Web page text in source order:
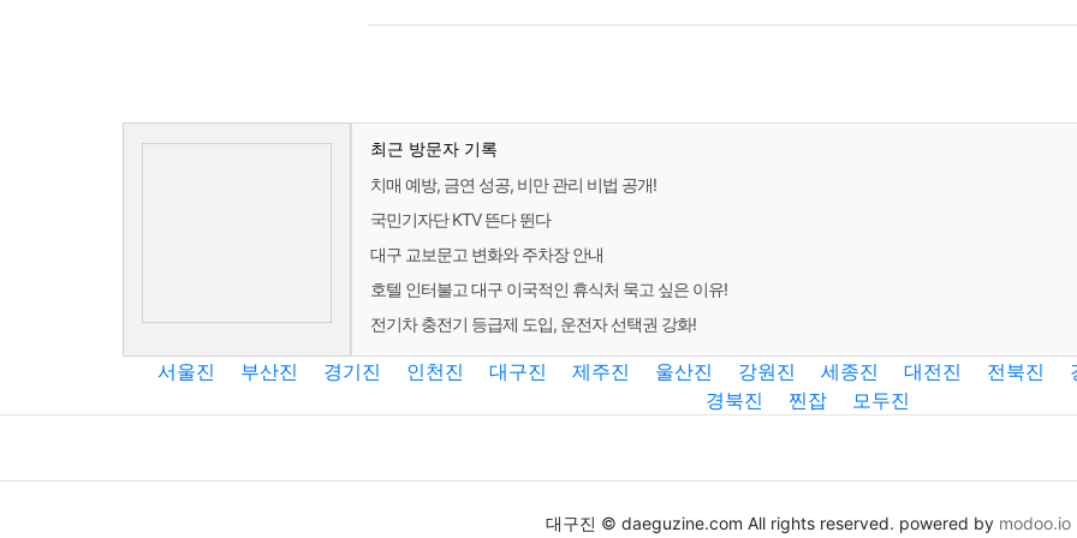
최근 방문자 기록
치매 예방, 금연 성공, 비만 관리 비법 공개!
국민기자단 KTV 뜬다 뛴다
대구 교보문고 변화와 주차장 안내
호텔 인터불고 대구 이국적인 휴식처 묵고 싶은 이유!
전기차 충전기 등급제 도입, 운전자 선택권 강화!
서울진 부산진 경기진 인천진 대구진 제주진 울산진 강원진 세종진 대전진 전북진
경북진
찐잡 모두진
대구진 © daeguzine.com All rights reserved. powered by modoo.io